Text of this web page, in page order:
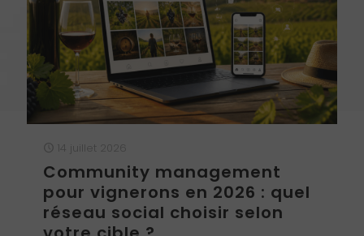
14 juillet 2026
Community management
pour vignerons en 2026 : quel
réseau social choisir selon